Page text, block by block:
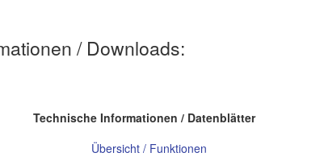
/ Downloads:
Technische Informationen / Datenblätter
Übersicht / Funktionen